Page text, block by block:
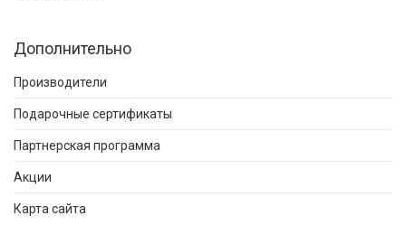
Дополнительно
Производители
Подарочные сертификаты
Партнерская программа
Акции
Карта сайта